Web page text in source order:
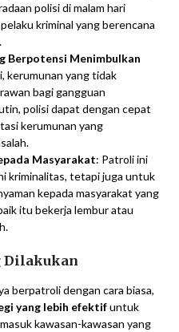
polisi di malam hari
kriminal yang berencana
Berpotensi Menimbulkan
kerumunan yang tidak
bagi gangguan
polisi dapat dengan cepat
kerumunan yang
Masyarakat: Patroli ini
kriminalitas, tetapi juga untuk
kepada masyarakat yang
itu bekerja lembur atau
Dilakukan
berpatroli dengan cara biasa,
yang lebih efektifuntuk
kawasan-kawasan yang